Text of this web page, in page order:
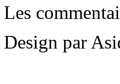
Les
Design par